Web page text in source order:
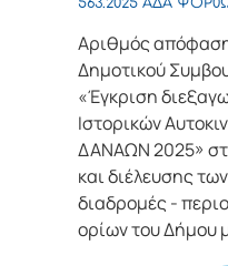
Αριθμός
Δημοτικού
«Έγκριση
Ιστορικών
ΔΑΝΑΩΝ 2025»
και διέλευσης
διαδρομές -
ορίων του Δήμου